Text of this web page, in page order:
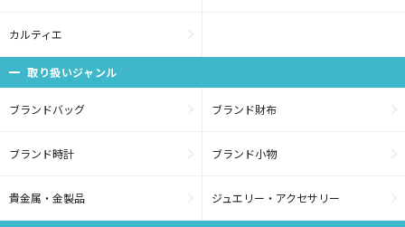
カルティエ
取り扱いジャンル
ブランドバッグ ブランド財布
ブランド時計 ブランド小物
貴金属・金製品 ジュエリー・アクセサリー